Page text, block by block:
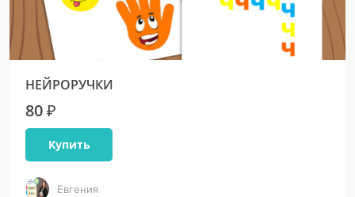
НЕЙРОРУЧКИ
80 ₽
Купить
Евгения